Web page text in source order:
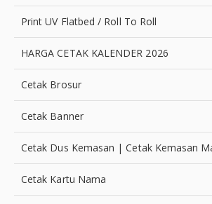
Print UV Flatbed / Roll To Roll
HARGA CETAK KALENDER 2026
Cetak Brosur
Cetak Banner
Cetak Dus Kemasan | Cetak Kemasan
Cetak Kartu Nama